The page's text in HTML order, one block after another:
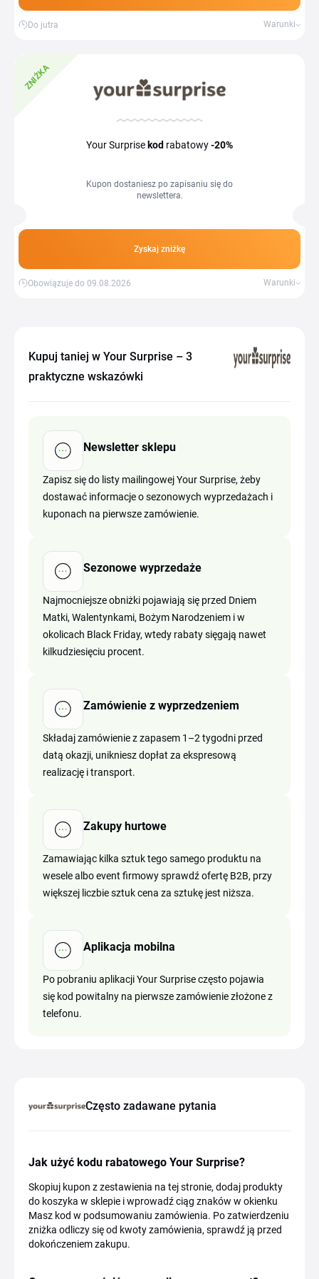
Do jutra Warunki
ZNIŻKA
Your Surprise kod rabatowy-20%
Kupon dostaniesz po zapisaniu się do
newslettera.
Zyskaj zniżkę
Obowiązuje do 09.08.2026 Warunki
Kupuj taniej w Your Surprise – 3
praktyczne wskazówki
Newsletter sklepu
Zapisz się do listy mailingowej Your Surprise, żeby
dostawać informacje o sezonowych wyprzedażach i
kuponach na pierwsze zamówienie.
Sezonowe wyprzedaże
Najmocniejsze obniżki pojawiają się przed Dniem
Matki, Walentynkami, Bożym Narodzeniem i w
okolicach Black Friday, wtedy rabaty sięgają nawet
kilkudziesięciu procent.
Zamówienie z wyprzedzeniem
Składaj zamówienie z zapasem 1–2 tygodni przed
datą okazji, unikniesz dopłat za ekspresową
realizację i transport.
Zakupy hurtowe
Zamawiając kilka sztuk tego samego produktu na
wesele albo event firmowy sprawdź ofertę B2B, przy
większej liczbie sztuk cena za sztukę jest niższa.
Aplikacja mobilna
Po pobraniu aplikacji Your Surprise często pojawia
się kod powitalny na pierwsze zamówienie złożone z
telefonu.
Często zadawane pytania
Jak użyć kodu rabatowego Your Surprise?
Skopiuj kupon z zestawienia na tej stronie, dodaj produkty
do koszyka w sklepie i wprowadź ciąg znaków w okienku
Masz kod w podsumowaniu zamówienia. Po zatwierdzeniu
zniżka odliczy się od kwoty zamówienia, sprawdź ją przed
dokończeniem zakupu.